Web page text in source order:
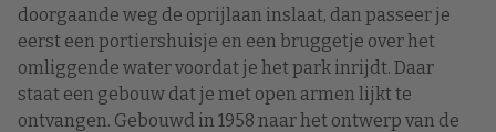
doorgaande weg de oprijlaan inslaat, dan passeer je
eerst een portiershuisje en een bruggetje over het
omliggende water voordat je het park inrijdt. Daar
staat een gebouw dat je met open armen lijkt te
ontvangen. Gebouwd in 1958 naar het ontwerp van de